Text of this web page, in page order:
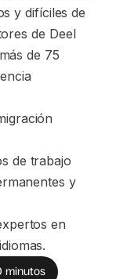
y difíciles de
de Deel
de 75
de trabajo
y
en
minutos